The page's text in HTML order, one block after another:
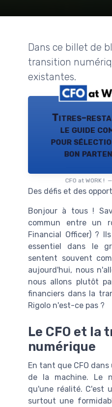
Dans ce billet de
transition
existantes.
Titres-
le guide
pour
bon
CFO at WORK !
Des défis et des
Bonjour à tous !
commun entre un
Financial Officer) ?
essentiel dans le
sentent souvent
aujourd'hui, nous
nous allons plutôt
financiers dans la
Rigolo n'est-ce pas ?
Le CFO et la
numérique
En tant que CFO
de la machine. Le
qu'une réalité. C'est
surtout une